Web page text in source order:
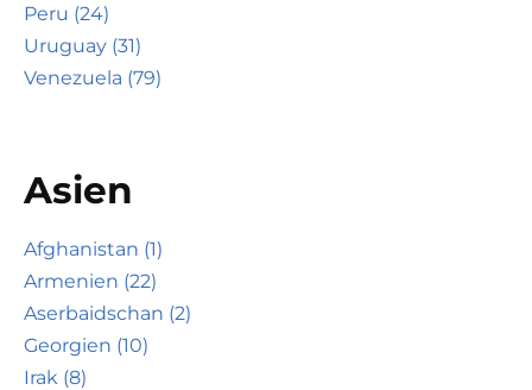
Peru (24)
Uruguay (31)
Venezuela (79)
Asien
Afghanistan (1)
Armenien (22)
Aserbaidschan (2)
Georgien (10)
Irak (8)